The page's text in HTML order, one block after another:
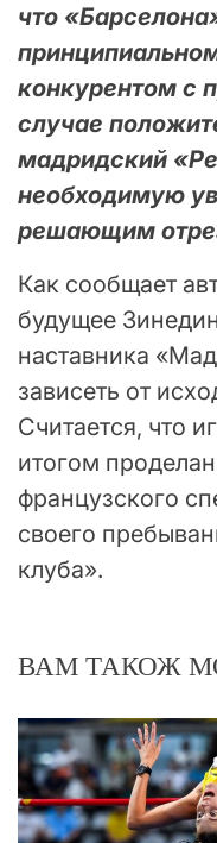
что
конкурентом с
случае
мадридский
необходимую
решающим
Как сообщает
будущее
наставника
зависеть от
Считается, что
итогом
французского
своего
клуба».
ВАМ ТАКОЖ